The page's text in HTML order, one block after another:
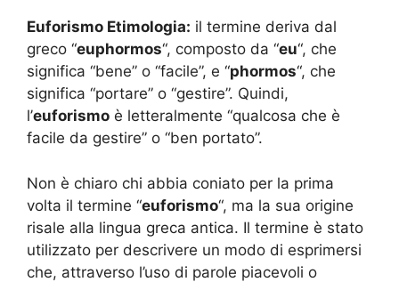
Euforismo Etimologia: il termine deriva dal
greco “euphormos“, composto da “eu“, che
significa “bene” o “facile”, e “phormos“, che
significa “portare” o “gestire”. Quindi,
l’euforismo è letteralmente “qualcosa che è
facile da gestire” o “ben portato”.
Non è chiaro chi abbia coniato per la prima
volta il termine “euforismo“, ma la sua origine
risale alla lingua greca antica. Il termine è stato
utilizzato per descrivere un modo di esprimersi
che, attraverso l’uso di parole piacevoli o